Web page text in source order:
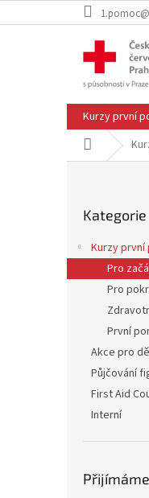
na
Kurzy první
Domů
a
n
kategorie
Kategorie
Kurzy první
Pro
Pro
První
Akce pro
Půjčování
First Aid
Interní